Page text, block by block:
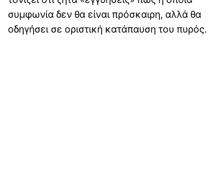
συμφωνία δεν θα είναι πρόσκαιρη, αλλά θα
οδηγήσει σε οριστική κατάπαυση του πυρός.